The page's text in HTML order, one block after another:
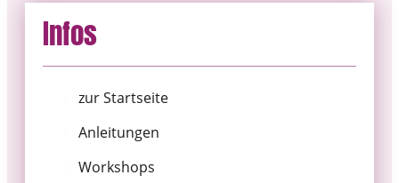
Infos
zur Startseite
Anleitungen
Workshops